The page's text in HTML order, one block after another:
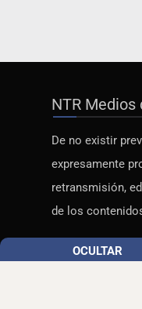
NTR
De no existir
expresamente
retransmisión,
de los
OCULTAR